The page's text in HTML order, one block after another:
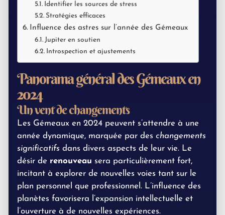
Identifier les sources de stress
Stratégies efficaces
Influence des astres sur l’année des Gémeaux
Jupiter en soutien
Introspection et ajustements
Panorama général des Gémeaux en
2024
Un vent de changements
Les Gémeaux en 2024 peuvent s’attendre à une
année dynamique, marquée par des changements
significatifs dans divers aspects de leur vie. Le
désir de renouveau sera particulièrement fort,
incitant à explorer de nouvelles voies tant sur le
plan personnel que professionnel. L’influence des
planètes favorisera l’expansion intellectuelle et
l’ouverture à de nouvelles expériences.